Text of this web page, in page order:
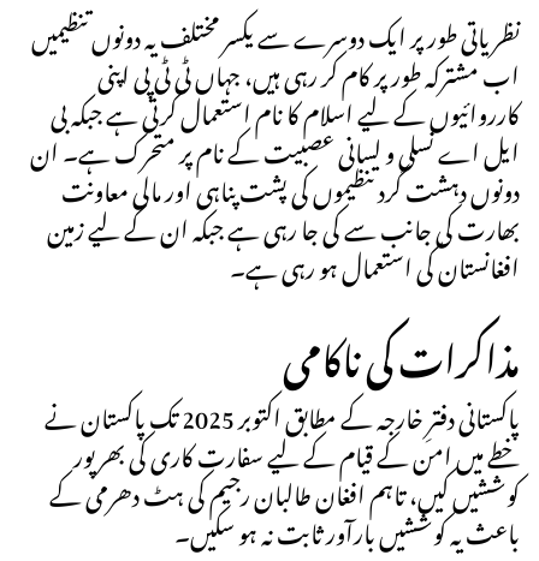
نظریاتی طور پر ایک دوسرے سے یکسر مختلف یہ دونوں تنظیمیں
اب مشترکہ طور پر کام کر رہی ہیں، جہاں ٹی ٹی پی اپنی
کارروائیوں کے لیے اسلام کا نام استعمال کرتی ہے جبکہ بی
ایل اے نسلی و لسانی عصبیت کے نام پر متحرک ہے۔ ان
دونوں دہشت گرد تنظیموں کی پشت پناہی اور مالی معاونت
بھارت کی جانب سے کی جا رہی ہے جبکہ ان کے لیے زمین
افغانستان کی استعمال ہو رہی ہے۔
مذاکرات کی ناکامی
پاکستانی دفترِ خارجہ کے مطابق اکتوبر 2025 تک پاکستان نے
خطے میں امن کے قیام کے لیے سفارت کاری کی بھرپور
کوششیں کیں، تاہم افغان طالبان رجیم کی ہٹ دھرمی کے
باعث یہ کوششیں بارآور ثابت نہ ہو سکیں۔